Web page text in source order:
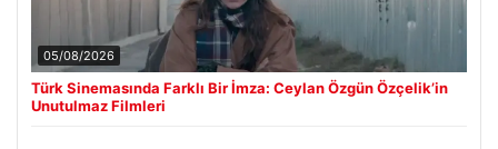
05/08/2026
Türk Sinemasında Farklı Bir İmza: Ceylan Özgün Özçelik’in
Unutulmaz Filmleri